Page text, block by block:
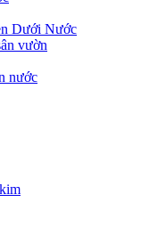
Dưới Nước
vườn
nước